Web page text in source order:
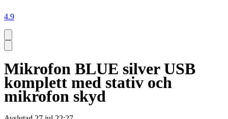
4.9
Mikrofon BLUE silver USB
komplett med stativ och
mikrofon skyd